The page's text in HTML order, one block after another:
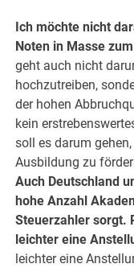
Ich möchte nicht
Noten in Masse
geht auch nicht
hochzutreiben,
der hohen
kein
soll es darum
Ausbildung zu
Auch Deutschland
hohe Anzahl
Steuerzahler sorgt.
leichter eine
leichter eine